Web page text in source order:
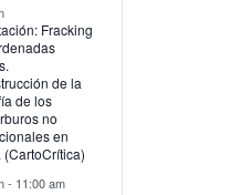
Fracking
de la
de los
no
en
(CartoCrítica)
- 11:00 am